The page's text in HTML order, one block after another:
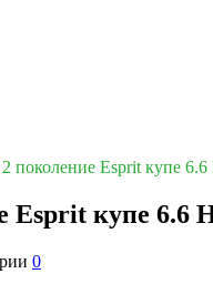
поколение Esprit купе
купе 6.6
0